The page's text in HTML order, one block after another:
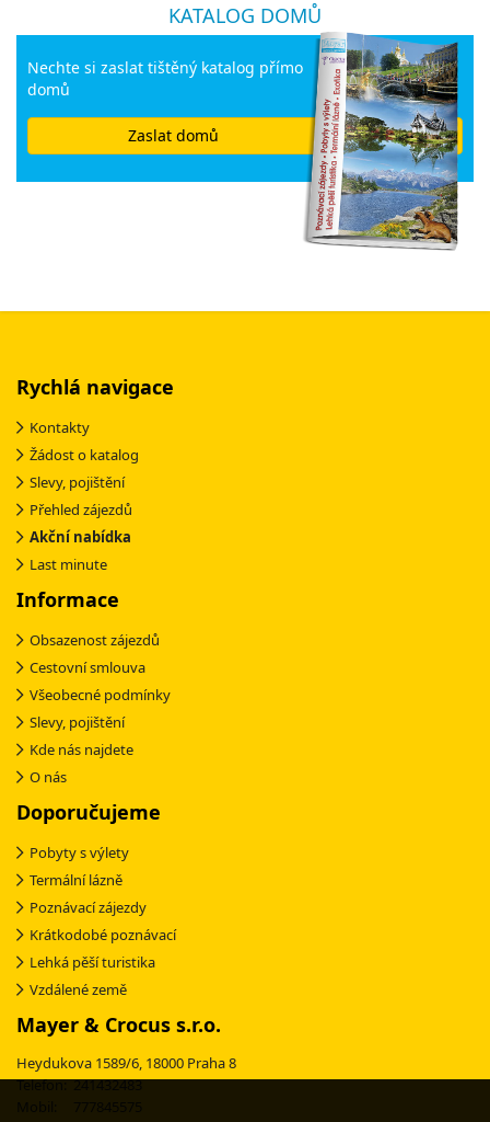
KATALOG DOMŮ
Nechte si zaslat tištěný katalog přímo
domů
Zaslat domů
Rychlá navigace
Kontakty
Žádost o katalog
Slevy, pojištění
Přehled zájezdů
Akční nabídka
Last minute
Informace
Obsazenost zájezdů
Cestovní smlouva
Všeobecné podmínky
Slevy, pojištění
Kde nás najdete
O nás
Doporučujeme
Pobyty s výlety
Termální lázně
Poznávací zájezdy
Krátkodobé poznávací
Lehká pěší turistika
Vzdálené země
Mayer & Crocus s.r.o.
Heydukova 1589/6, 18000 Praha 8
Telefon: 241432483